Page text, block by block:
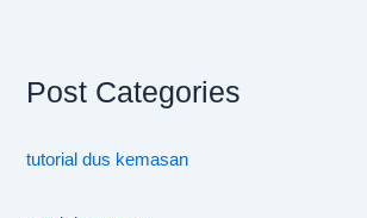
Post Categories
tutorial dus kemasan